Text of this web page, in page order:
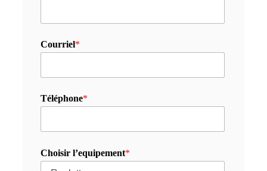
Courriel*
Téléphone*
Choisir l’equipement*